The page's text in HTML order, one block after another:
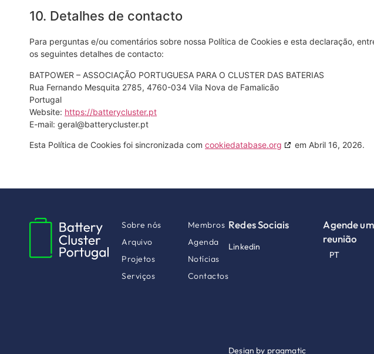
10. Detalhes de contacto
Para perguntas e/ou comentários sobre nossa Política de Cookies e esta declaração,
os seguintes detalhes de contacto:
BATPOWER – ASSOCIAÇÃO PORTUGUESA PARA O CLUSTER DAS BATERIAS
Rua Fernando Mesquita 2785, 4760-034 Vila Nova de Famalicão
Portugal
Website: https://batterycluster.pt
E-mail: geral@batterycluster.pt
Esta Política de Cookies foi sincronizada com cookiedatabase.org em Abril 16, 2026.
Sobre nós
Arquivo
Projetos
Serviços
Membros
Agenda
Notícias
Contactos
Redes Sociais
Linkedin
Design by pragmatic
Agende
reunião
PT